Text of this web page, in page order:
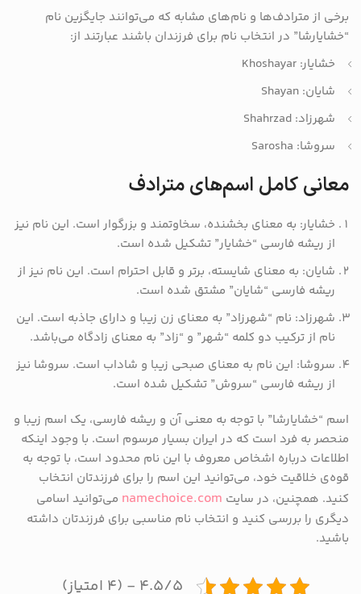
برخی از مترادف‌ها و نام‌های مشابه که می‌توانند جایگزین نام
“خشایارشا” در انتخاب نام برای فرزندان باشند عبارتند از:
خشایار: Khoshayar
شایان: Shayan
شهرزاد: Shahrzad
سروشا: Sarosha
معانی کامل اسم‌های مترادف
خشایار: به معنای بخشنده، سخاوتمند و بزرگوار است. این نام نیز
از ریشه فارسی “خشایار” تشکیل شده است.
شایان: به معنای شایسته، برتر و قابل احترام است. این نام نیز از
ریشه فارسی “شایان” مشتق شده است.
شهرزاد: نام “شهرزاد” به معنای زن زیبا و دارای جاذبه است. این
نام از ترکیب دو کلمه “شهر” و “زاد” به معنای زادگاه می‌باشد.
سروشا: این نام به معنای صبحی زیبا و شاداب است. سروشا نیز
از ریشه فارسی “سروش” تشکیل شده است.
اسم “خشایارشا” با توجه به معنی آن و ریشه فارسی، یک اسم زیبا و
منحصر به فرد است که در ایران بسیار مرسوم است. با وجود اینکه
اطلاعات درباره اشخاص معروف با این نام محدود است، با توجه به
قوه‌ی خلاقیت خود، می‌توانید این اسم را برای فرزندتان انتخاب
کنید. همچنین، در سایت namechoice.com می‌توانید اسامی
دیگری را بررسی کنید و انتخاب نام مناسبی برای فرزندتان داشته
باشید.
۴.۵/۵ - (۴ امتیاز)